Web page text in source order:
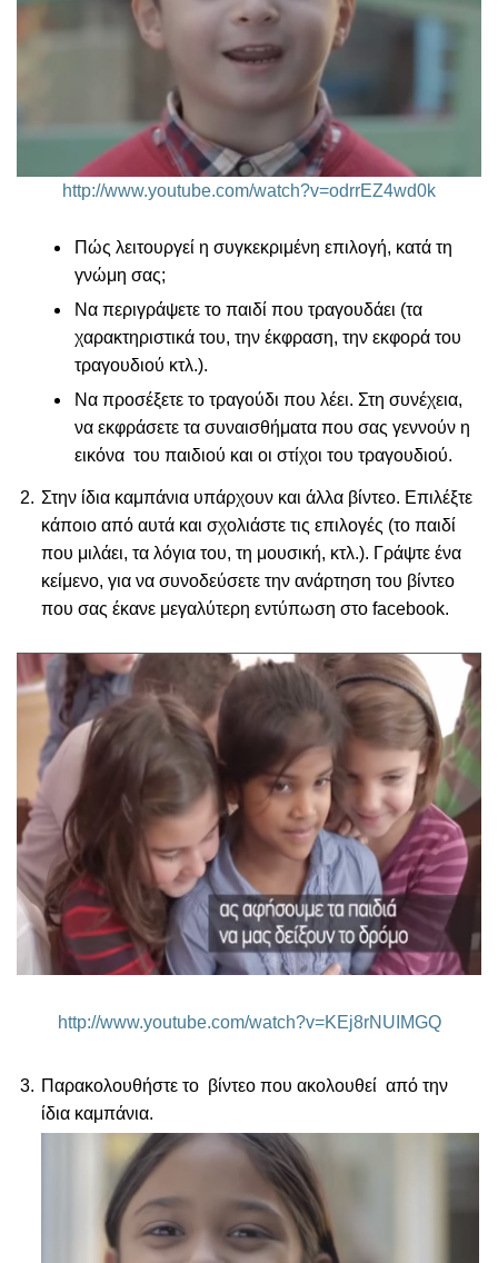
http://www.youtube.com/watch?v=odrrEZ4wd0k
Πώς λειτουργεί η συγκεκριμένη επιλογή, κατά τη
γνώμη σας;
Να περιγράψετε το παιδί που τραγουδάει (τα
χαρακτηριστικά του, την έκφραση, την εκφορά του
τραγουδιού κτλ.).
Να προσέξετε το τραγούδι που λέει. Στη συνέχεια,
να εκφράσετε τα συναισθήματα που σας γεννούν η
εικόνα του παιδιού και οι στίχοι του τραγουδιού.
Στην ίδια καμπάνια υπάρχουν και άλλα βίντεο. Επιλέξτε
κάποιο από αυτά και σχολιάστε τις επιλογές (το παιδί
που μιλάει, τα λόγια του, τη μουσική, κτλ.). Γράψτε ένα
κείμενο, για να συνοδεύσετε την ανάρτηση του βίντεο
που σας έκανε μεγαλύτερη εντύπωση στο facebook.
http://www.youtube.com/watch?v=KEj8rNUIMGQ
Παρακολουθήστε το βίντεο που ακολουθεί από την
ίδια καμπάνια.